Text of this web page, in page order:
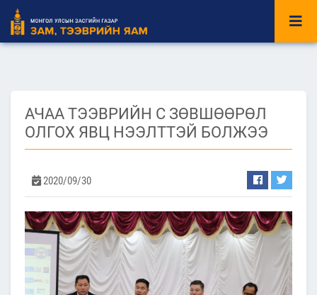
АЧАА ТЭЭВРИЙН С ЗӨВШӨӨРӨЛ
ОЛГОХ ЯВЦ НЭЭЛТТЭЙ БОЛЖЭЭ
2020/09/30